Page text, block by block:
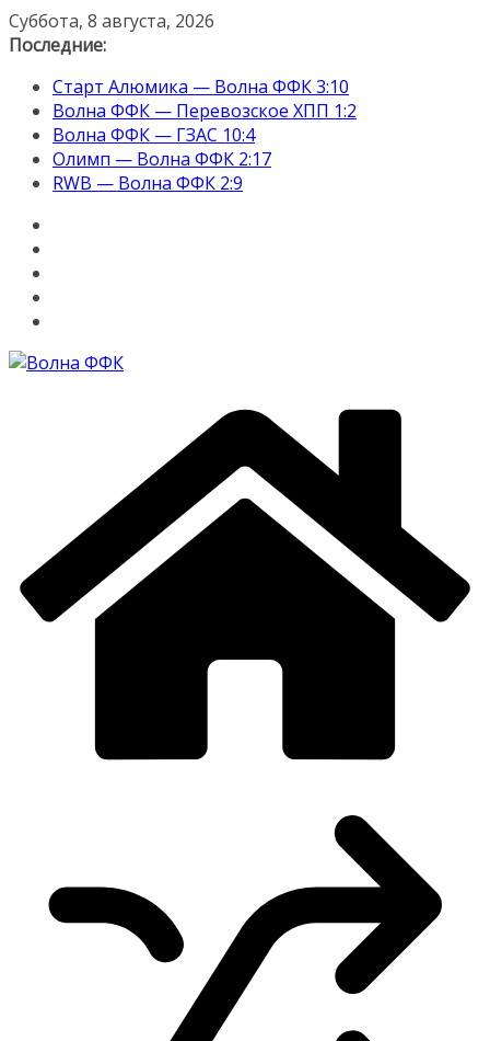
Перейти
к
Суббота, 8 августа, 2026
Последние:
Старт Алюмика — Волна ФФК 3:10
Волна ФФК — Перевозское ХПП 1:2
Волна ФФК — ГЗАС 10:4
Олимп — Волна ФФК 2:17
RWB — Волна ФФК 2:9